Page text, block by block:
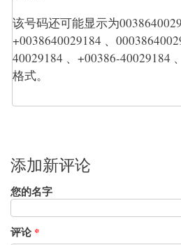
该号码还可能显示为
+0038640029184 、
40029184 、+00386-40029184
格式。
添加新评论
您的名字
评论*